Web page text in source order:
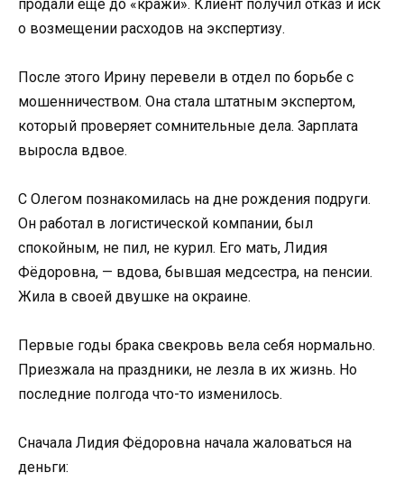
продали ещё до «кражи». Клиент получил отказ и иск
о возмещении расходов на экспертизу.
После этого Ирину перевели в отдел по борьбе с
мошенничеством. Она стала штатным экспертом,
который проверяет сомнительные дела. Зарплата
выросла вдвое.
С Олегом познакомилась на дне рождения подруги.
Он работал в логистической компании, был
спокойным, не пил, не курил. Его мать, Лидия
Фёдоровна, — вдова, бывшая медсестра, на пенсии.
Жила в своей двушке на окраине.
Первые годы брака свекровь вела себя нормально.
Приезжала на праздники, не лезла в их жизнь. Но
последние полгода что-то изменилось.
Сначала Лидия Фёдоровна начала жаловаться на
деньги: